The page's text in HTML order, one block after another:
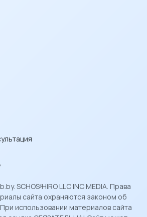
SCHOSᶳHIRO LLC INC MEDIA. Права
сайта охраняются законом об
использовании материалов сайта